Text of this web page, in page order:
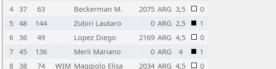
4 37 63 Beckerman M. 2075 ARG 3,5
0
5 48 144 Zubiri Lautaro 0 ARG 2,5
1
6 36 49 Lopez Diego 2169 ARG 4,5
0
7 45 136 Merli Mariano 0 ARG 4
1
8 38 74 WIM Maggiolo Elisa 2034 ARG 4,5 0